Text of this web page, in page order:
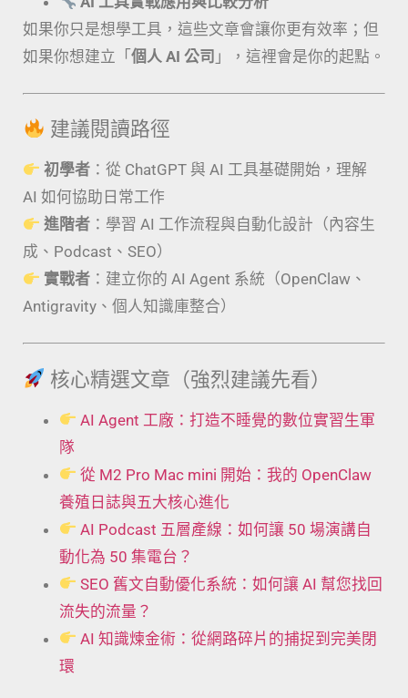
如果你只是想學工具，這些文章會讓你更有效率；但
如果你想建立「 個人 AI 公司 」，這裡會是你的起點。
建議閱讀路徑
初學者 ：從 ChatGPT 與 AI 工具基礎開始，理解
AI 如何協助日常工作
進階者 ：學習 AI 工作流程與自動化設計（內容生
成、Podcast、SEO）
實戰者 ：建立你的 AI Agent 系統（OpenClaw、
Antigravity、個人知識庫整合）
核心精選文章（強烈建議先看）
AI Agent 工廠：打造不睡覺的數位實習生軍
隊
從 M2 Pro Mac mini 開始：我的 OpenClaw
養殖日誌與五大核心進化
AI Podcast 五層產線：如何讓 50 場演講自
動化為 50 集電台？
SEO 舊文自動優化系統：如何讓 AI 幫您找回
流失的流量？
AI 知識煉金術：從網路碎片的捕捉到完美閉
環